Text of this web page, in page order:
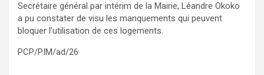
Secrétaire général par intérim de la Mairie, Léandre Okoko
a pu constater de visu les manquements qui peuvent
bloquer l’utilisation de ces logements.
PCP/PIM/ad/26